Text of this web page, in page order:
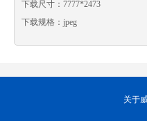
下载尺寸：7777*2473
下载规格：jpeg
关于